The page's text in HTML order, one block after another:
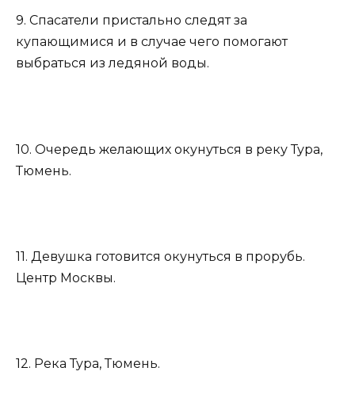
9. Спасатели пристально следят за
купающимися и в случае чего помогают
выбраться из ледяной воды.
10. Очередь желающих окунуться в реку Тура,
Тюмень.
11. Девушка готовится окунуться в прорубь.
Центр Москвы.
12. Река Тура, Тюмень.